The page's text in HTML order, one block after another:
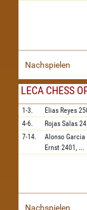
Nachspielen
LECA CHESS
1-3. Elias Reyes
4-6.
Rojas Salas
7-14.
Alonso Garcia
Ernst 2401, ...
Nachspielen